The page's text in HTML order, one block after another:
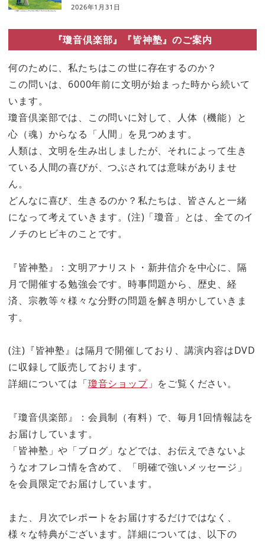
2026年1月31日
『瓊音倶楽部』『皆神塾』のご案内
何のために、私たちはこの世に存在するのか？
この問いは、6000年前に文明が始まった時から続いて
います。
瓊音倶楽部では、この問いに対して、人体（機能）と
心（魂）からなる「人間」を見つめます。
人類は、文明を生み出しましたが、それによって生き
ている人間の喜びが、つぶされては意味がありませ
ん。
どんなに喜び、生きるのか？私たちは、皆さんと一緒
になって考えていきます。(注)「瓊音」とは、全てのイ
ノチのヒビキのことです。
『皆神塾』：文明アナリスト・新井信介を中心に、隔
月で開催する勉強会です。時事問題から、歴史、経
済、宗教等々様々な分野の問題を解き明かしていきま
す。
(注)『皆神塾』は隔月で開催しており、講演内容はDVD
に収録して販売しております。
詳細については「瓊音ショップ」をご覧ください。
『瓊音倶楽部』：会員制（有料）で、毎月1回情報誌を
お届けしています。
「皆神塾」や「ブログ」などでは、お伝えできないよ
うなオフレコ情を含めて、「明確で強いメッセージ」
を会員限定でお届けしています。
また、月次でレポートをお届けするだけではなく、
様々な特典がございます。詳細については、以下の